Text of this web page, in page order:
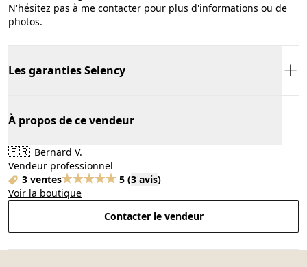
N'hésitez pas à me contacter pour plus d'informations ou de
photos.
Les garanties Selency
À propos de ce vendeur
🇫🇷 Bernard V.
Vendeur professionnel
3 ventes
5 (3 avis)
Voir la boutique
Contacter le vendeur